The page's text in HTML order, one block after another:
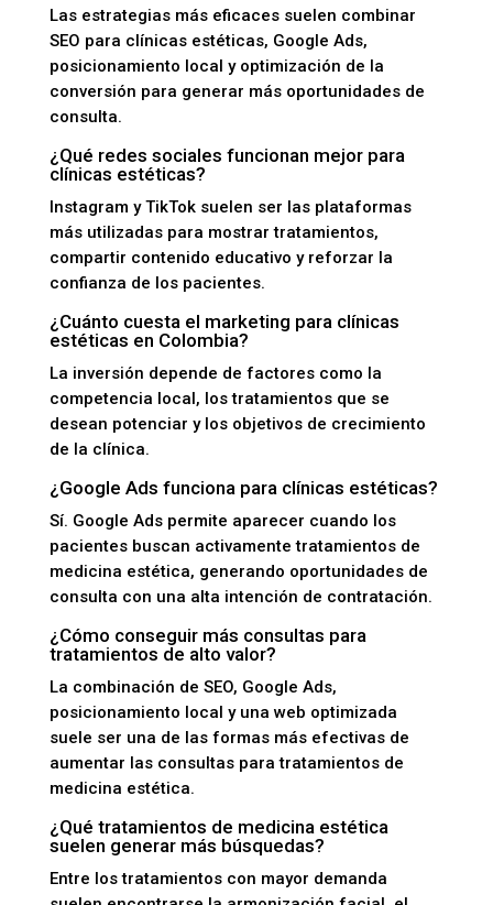
Las estrategias más eficaces suelen combinar
SEO para clínicas estéticas, Google Ads,
posicionamiento local y optimización de la
conversión para generar más oportunidades de
consulta.
¿Qué redes sociales funcionan mejor para
clínicas estéticas?
Instagram y TikTok suelen ser las plataformas
más utilizadas para mostrar tratamientos,
compartir contenido educativo y reforzar la
confianza de los pacientes.
¿Cuánto cuesta el marketing para clínicas
estéticas en Colombia?
La inversión depende de factores como la
competencia local, los tratamientos que se
desean potenciar y los objetivos de crecimiento
de la clínica.
¿Google Ads funciona para clínicas estéticas?
Sí. Google Ads permite aparecer cuando los
pacientes buscan activamente tratamientos de
medicina estética, generando oportunidades de
consulta con una alta intención de contratación.
¿Cómo conseguir más consultas para
tratamientos de alto valor?
La combinación de SEO, Google Ads,
posicionamiento local y una web optimizada
suele ser una de las formas más efectivas de
aumentar las consultas para tratamientos de
medicina estética.
¿Qué tratamientos de medicina estética
suelen generar más búsquedas?
Entre los tratamientos con mayor demanda